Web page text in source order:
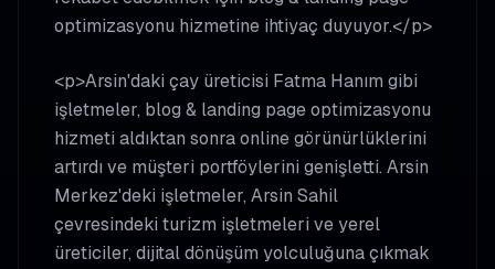
optimizasyonu hizmetine ihtiyaç duyuyor.</p>
<p>Arsin'daki çay üreticisi Fatma Hanım gibi
işletmeler, blog & landing page optimizasyonu
hizmeti aldıktan sonra online görünürlüklerini
artırdı ve müşteri portföylerini genişletti. Arsin
Merkez'deki işletmeler, Arsin Sahil
çevresindeki turizm işletmeleri ve yerel
üreticiler, dijital dönüşüm yolculuğuna çıkmak